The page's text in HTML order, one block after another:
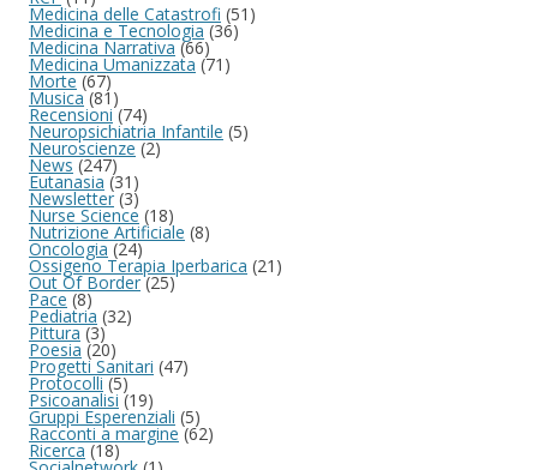
Medicina delle Catastrofi (51)
Medicina e Tecnologia(36)
Medicina Narrativa(66)
Medicina Umanizzata (71)
Morte(67)
Musica(81)
Recensioni(74)
Neuropsichiatria Infantile (5)
Neuroscienze(2)
News(247)
Eutanasia (31)
Newsletter (3)
Nurse Science (18)
Nutrizione Artificiale (8)
Oncologia(24)
Ossigeno Terapia Iperbarica (21)
Out Of Border(25)
Pace(8)
Pediatria (32)
Pittura(3)
Poesia (20)
Progetti Sanitari (47)
Protocolli(5)
Psicoanalisi (19)
Gruppi Esperenziali (5)
Racconti a margine (62)
Ricerca(18)